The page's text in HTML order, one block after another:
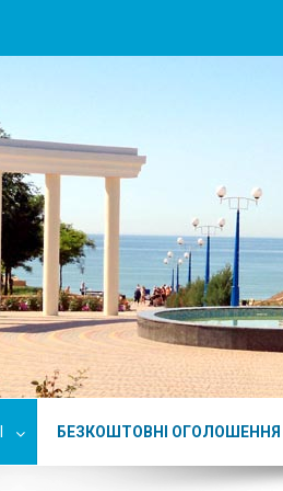
БЕЗКОШТОВНІ ОГОЛОШЕННЯ